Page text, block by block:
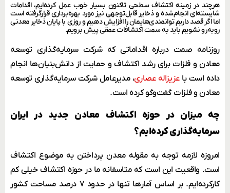
هرچند در زمینه اکتشاف سطحی تاکنون بسیار خوب عمل کرده‌ایم، اقدامات
شایسته‌ای انجام‌شده و ذخایر قابل‌توجهی نیز مورد بهره‌برداری قرارگرفته است
اما اگر قصد داریم توانمندی‌هایمان را افزایش دهیم و روزی با پایان ذخایر معدنی
روبه‌رو نشویم باید به سمت اکتشافات عمقی پیش برویم.
روزنامه صمت درباره اقداماتی که شرکت سرمایه‌گذاری توسعه
معادن و فلزات برای رشد اکتشاف و حمایت از دانش‌بنیان‌ها انجام
داده است باعزیزاله عصاری، مدیرعامل شرکت سرمایه‌گذاری توسعه
معادن و فلزات گفت‌وگو کرده است.
چه میزان در حوزه اکتشاف معادن جدید در ایران
سرمایه‌گذاری کرده‌ایم؟
امروزه لازمه توجه به مقوله معدن پرداختن به موضوع اکتشاف
است. واقعیت این است که متاسفانه ما در حوزه اکتشاف خیلی کم
کارکرده‌ایم. بر اساس آمارها تنها در حدود ۷ درصد مساحت کشور